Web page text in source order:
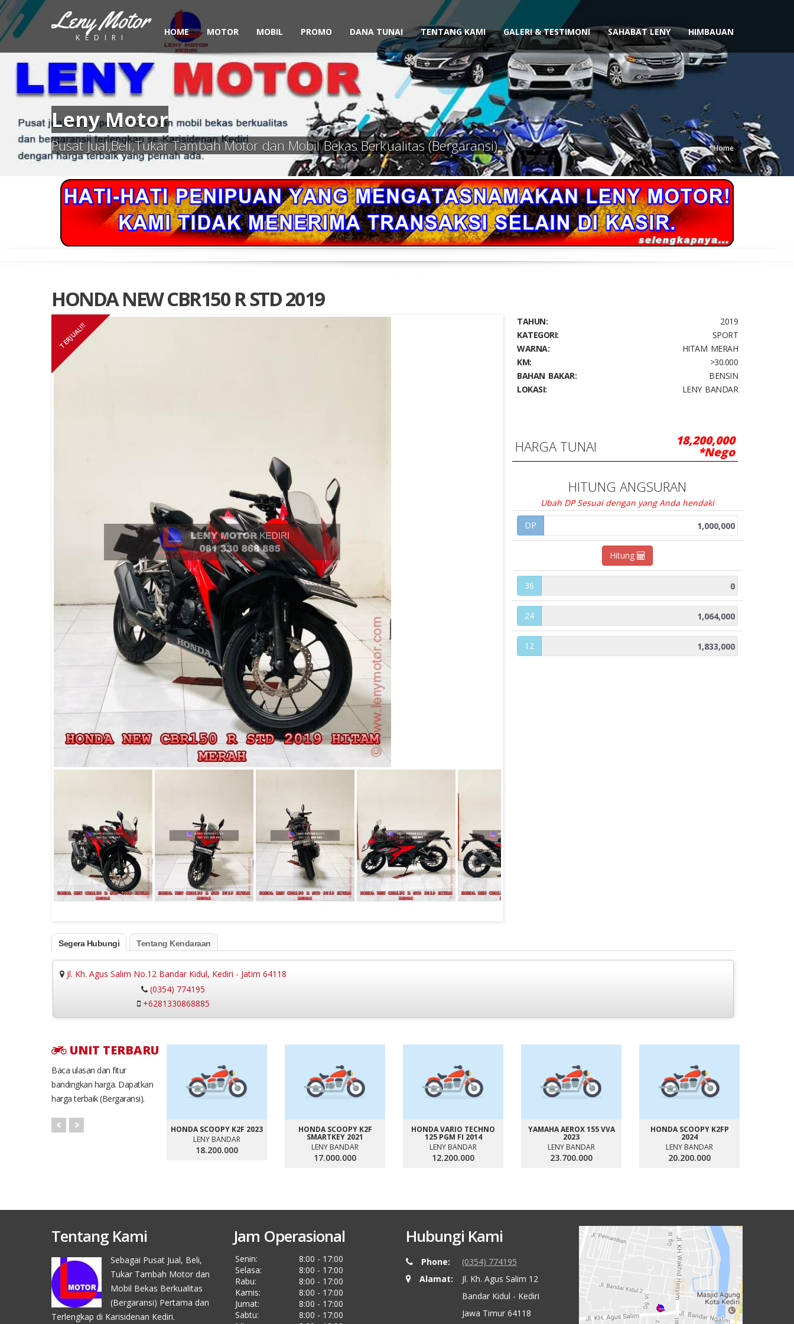
Leny Motor
KEDIRI
HOME MOTOR MOBIL PROMO DANA TUNAI TENTANG KAMI GALERI & TESTIMONI SAHABAT LENY HIMBAUAN
Leny Motor
Pusat Jual,Beli,Tukar Tambah Motor dan Mobil Bekas Berkualitas (Bergaransi) Home
HONDA NEW CBR150 R STD 2019
TERJUAL!!! TAHUN:
2019
KATEGORI:
SPORT
WARNA:
HITAM MERAH
KM:
>30.000
BAHAN BAKAR:
BENSIN
LOKASI:
LENY BANDAR
HARGA TUNAI 18,200,000
*Nego
HITUNG ANGSURAN
Ubah DP Sesuai dengan yang Anda hendaki
DP
Hitung
36
24
12
Segera Hubungi Tentang Kendaraan
Jl. Kh. Agus Salim No.12 Bandar Kidul, Kediri - Jatim 64118
(0354) 774195
+6281330868885
UNIT TERBARU
Baca ulasan dan fitur
bandingkan harga. Dapatkan
harga terbaik (Bergaransi).
HONDA SCOOPY K2F 2023
LENY BANDAR
18.200.000
HONDA SCOOPY K2F
SMARTKEY 2021
LENY BANDAR
17.000.000
HONDA VARIO TECHNO
125 PGM FI 2014
LENY BANDAR
12.200.000
YAMAHA AEROX 155 VVA
2023
LENY BANDAR
23.700.000
HONDA SCOOPY K2FP
2024
LENY BANDAR
20.200.000
Tentang Kami
Sebagai Pusat Jual, Beli,
Tukar Tambah Motor dan
Mobil Bekas Berkualitas
(Bergaransi) Pertama dan
Terlengkap di Karisidenan Kediri.
Jam Operasional
Senin:
8:00 - 17:00
Selasa:
8:00 - 17:00
Rabu:
8:00 - 17:00
Kamis:
8:00 - 17:00
Jumat:
8:00 - 17:00
Sabtu:
8:00 - 17:00
Hubungi Kami
Phone:
(0354) 774195
Alamat:
Jl. Kh. Agus Salim 12
Bandar Kidul - Kediri
Jawa Timur 64118